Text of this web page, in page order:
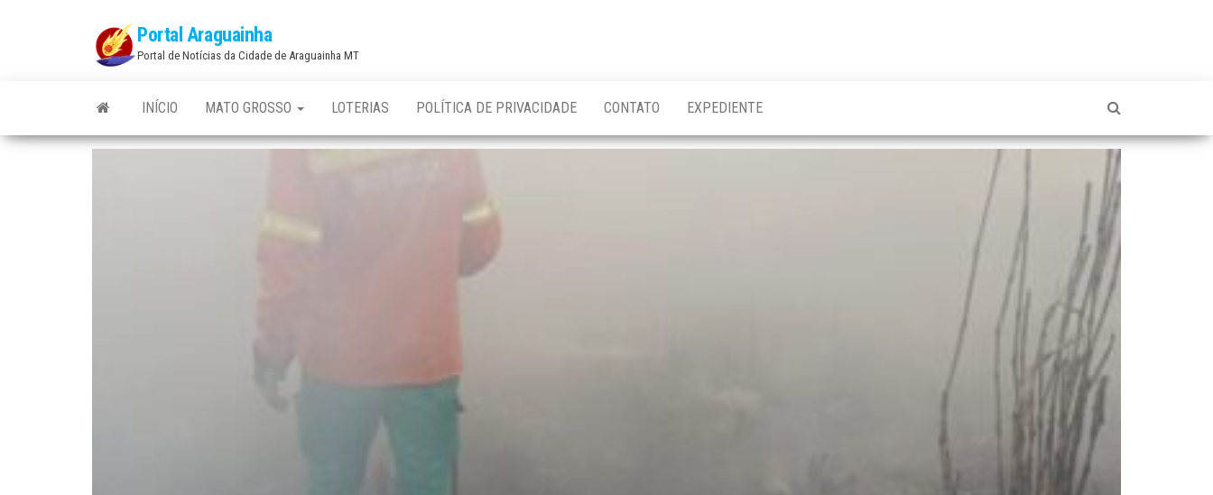
Portal Araguainha
Portal de Notícias da Cidade de Araguainha MT
INÍCIO MATO GROSSO LOTERIAS POLÍTICA DE PRIVACIDADE CONTATO EXPEDIENTE